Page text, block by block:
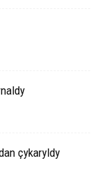
çykaryldy